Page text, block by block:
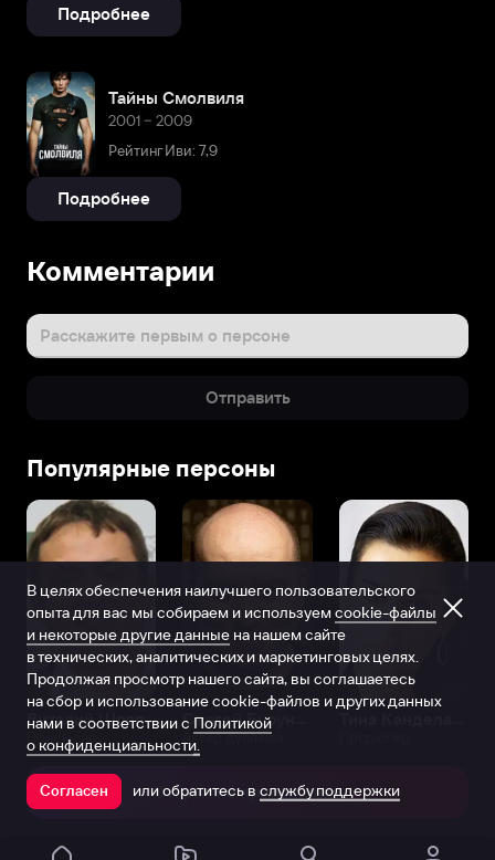
Подробнее
Тайны Смолвиля
2001 – 2009
Рейтинг Иви: 7,9
Подробнее
Комментарии
Расскажите первым о персоне
Отправить
Популярные персоны
Виталий Шляппо
Продюсер Актёр дубляжа
Открыть в приложении
В целях обеспечения наилучшего пользовательского
опыта для вас мы собираем и используем cookie-файлы
и некоторые другие данные на нашем сайте
в технических, аналитических и маркетинговых целях.
Продолжая просмотр нашего сайта, вы соглашаетесь
на сбор и использование cookie-файлов и других данных
нами в соответствии с Политикой
о конфиденциальности.
Согласен или обратитесь в службу поддержки